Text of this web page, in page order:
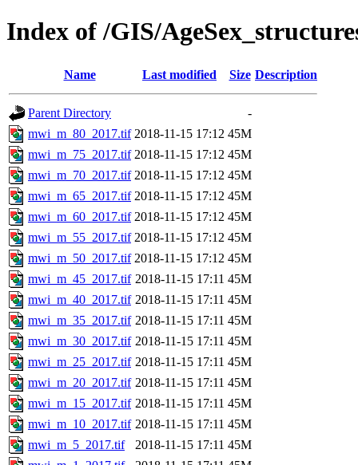
Index of /GIS/
Name Last modified Size Description
Parent Directory
-
mwi_m_80_2017.tif 2018-11-15 17:12 45M
mwi_m_75_2017.tif 2018-11-15 17:12 45M
mwi_m_70_2017.tif 2018-11-15 17:12 45M
mwi_m_65_2017.tif 2018-11-15 17:12 45M
mwi_m_60_2017.tif 2018-11-15 17:12 45M
mwi_m_55_2017.tif 2018-11-15 17:12 45M
mwi_m_50_2017.tif 2018-11-15 17:12 45M
mwi_m_45_2017.tif 2018-11-15 17:11 45M
mwi_m_40_2017.tif 2018-11-15 17:11 45M
mwi_m_35_2017.tif 2018-11-15 17:11 45M
mwi_m_30_2017.tif 2018-11-15 17:11 45M
mwi_m_25_2017.tif 2018-11-15 17:11 45M
mwi_m_20_2017.tif 2018-11-15 17:11 45M
mwi_m_15_2017.tif 2018-11-15 17:11 45M
mwi_m_10_2017.tif 2018-11-15 17:11 45M
mwi_m_5_2017.tif
2018-11-15 17:11 45M